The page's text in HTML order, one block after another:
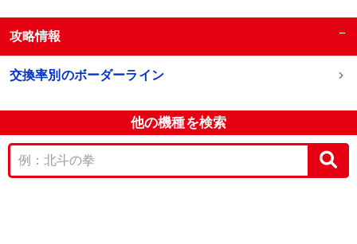
攻略情報 −
交換率別のボーダーライン
他の機種を検索